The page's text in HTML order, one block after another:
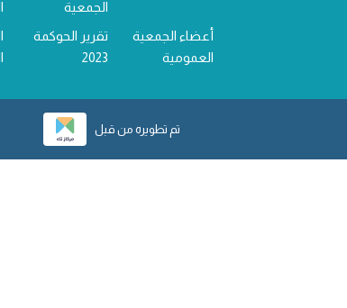
الجمعية
أعضاء الجمعية
العمومية
تقرير الحوكمة
2023
تم تطويره من قبل